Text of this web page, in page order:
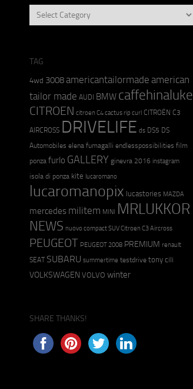
CAT
TAG
4wd 3008americantailormade american
tailor made AUDI BMW caffehinaluke
CITROEN citroen C4 cactus rip curl CITROËN C3
AIRCROSS DRIVELIFE ds DS5 DS
Automobiles elena fumagalli endlesspossibilities film
ponza furlo GALLERY ginevra 2016 instagram
isola di ponza kite lucaromano
lucaromanopix lucastories MAZDA
mercedes militem MINI MRLUKKOR
NEWS nuovo compact SUV Citroen C3 Aircross
PEUGEOT PEUGEOT 2008 PREMIUM renault
SEAT SUBARU summertime testdrive tony cili
VOLKSWAGEN VOLVO winter
SHARE THANKS!